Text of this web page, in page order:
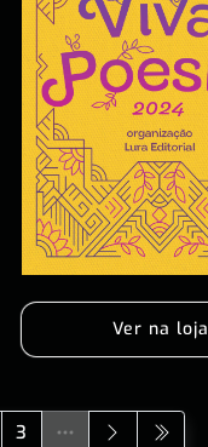
Ver na loja
3